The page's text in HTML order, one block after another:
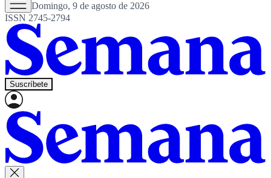
Domingo, 9 de agosto de 2026
ISSN 2745-2794
Suscríbete